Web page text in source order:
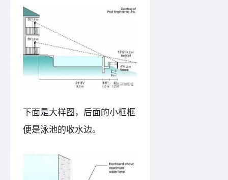
下面是大样图，后面的小框框
便是泳池的收水边。